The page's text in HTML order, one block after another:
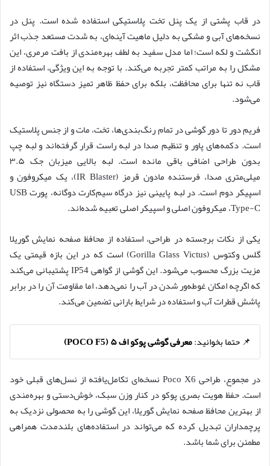
در قاب پشتی از یک پنل تخت پلاستیکی استفاده شده است. پنل در
نسخه‌های آبی و مشکی به دلیل ماهیت آینه‌ای، به شدت مستعد جذب اثر
انگشت و لکه است؛ اما مدل سفید به لطف بهره‌مندی از بافت مرمری، این
مشکل را به مراتب کمتر تجربه می‌کند. با توجه به این ویژگی، استفاده از
قاب نه تنها برای محافظت، بلکه برای حفظ ظاهر تمیز دستگاه نیز توصیه
می‌شود.
فریم دور تا دور گوشی در تمام رنگ‌بندی‌ها، تخت، مات و از جنس پلاستیک
است. دکمه‌های پاور و تنظیم صدا در لبه راست قرار گرفته‌اند و لبه چپ
بدون طراحی اضافی باقی مانده است. لبه بالایی میزبان جک ۳.۵
میلی‌متری صدا، فرستنده مادون قرمز (IR Blaster)، یک میکروفون و
اسپیکر دوم است. در لبه پایینی نیز درگاه سیم‌کارت دوگانه، پورت USB
Type-C، میکروفون اصلی و اسپیکر اصلی تعبیه شده‌اند.
یکی از نکات برجسته در طراحی، استفاده از محافظ صفحه نمایش گوریلا
گلس وکتوس (Gorilla Glass Victus) است که در این بازه قیمتی یک
مزیت بزرگ محسوب می‌شود. این گوشی از گواهی IP54 پشتیبانی می‌کند
که اگرچه امکان غوطه‌ور شدن در آب را نمی‌دهد، اما مقاومت آن را در برابر
پاشش قطرات آب و استفاده در شرایط بارانی تضمین می‌کند.
📌 حتما بخوانید:معرفی گوشی پوکو اف ۵ (POCO F5)
در مجموع، طراحی Poco X6 نسخه‌ای تکامل‌یافته از نسل‌های قبلی خود
است. حفظ هویت بصری پوکو در کنار وزن سبک، خوش‌دستی و بهره‌مندی
از بهترین محافظ صفحه نمایش گوریلا، این گوشی را به محصولی نزدیک به
پرچمداران تبدیل کرده که می‌تواند در استفاده‌های بلندمدت همراهی
مطمئن برای شما باشد.